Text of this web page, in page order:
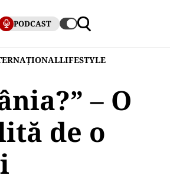
PODCAST
LIFESTYLE
– O
de o